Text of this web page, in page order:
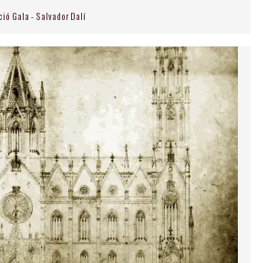
Gala - Salvador Dalí